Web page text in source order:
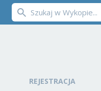
REJESTRACJA